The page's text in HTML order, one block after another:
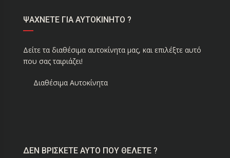
ΨΑΧΝΕΤΕ ΓΙΑ ΑΥΤΟΚΙΝΗΤΟ ?
Δείτε τα διαθέσιμα αυτοκίνητα μας, και επιλέξτε αυτό
που σας ταιριάζει!
Διαθέσιμα Αυτοκίνητα
ΔΕΝ ΒΡΙΣΚΕΤΕ ΑΥΤΟ ΠΟΥ ΘΕΛΕΤΕ ?